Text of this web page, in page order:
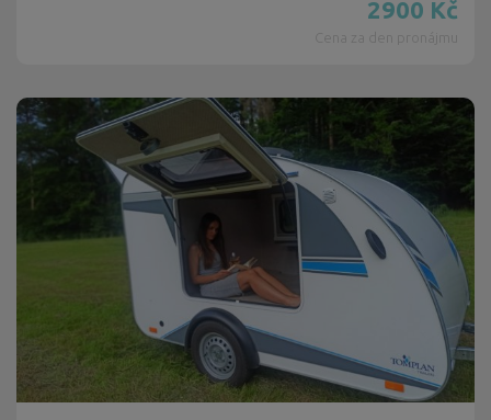
2900 Kč
Cena za den pronájmu